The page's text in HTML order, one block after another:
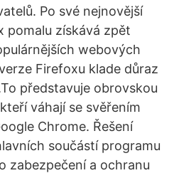
Po své nejnovější
pomalu získává zpět
webových
Firefoxu klade důraz
představuje obrovskou
váhají se svěřením
Chrome. Řešení
součástí programu
zabezpečení a ochranu